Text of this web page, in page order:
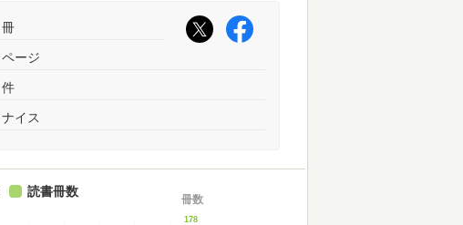
冊
ページ
件
ナイス
178
冊数
読書冊数